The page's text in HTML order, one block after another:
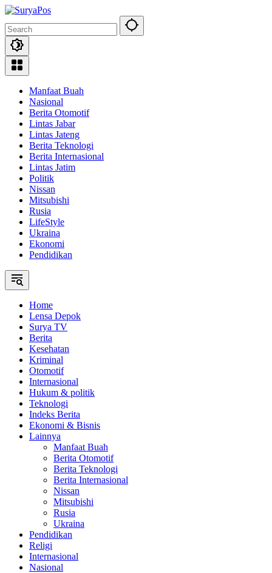
Skip
content
Manfaat Buah
Nasional
Berita Otomotif
Lintas Jabar
Lintas Jateng
Berita Teknologi
Berita Internasional
Lintas Jatim
Politik
Nissan
Mitsubishi
Rusia
LifeStyle
Ukraina
Ekonomi
Pendidikan
Home
Lensa Depok
Surya TV
Berita
Kesehatan
Kriminal
Otomotif
Internasional
Hukum & politik
Teknologi
Indeks Berita
Ekonomi & Bisnis
Lainnya
Manfaat Buah
Berita Otomotif
Berita Teknologi
Berita Internasional
Nissan
Mitsubishi
Rusia
Ukraina
Pendidikan
Religi
Internasional
Nasional